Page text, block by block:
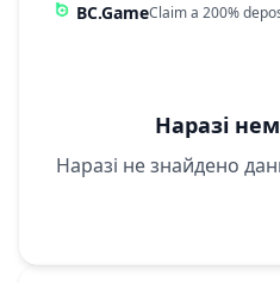
BC.GameClaim a 200%
Наразі
Наразі не знайдено